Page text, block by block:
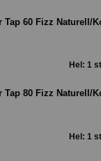
Tap 60 Fizz Naturell/
Hel: 1 st
Tap 80 Fizz Naturell/
Hel: 1 st